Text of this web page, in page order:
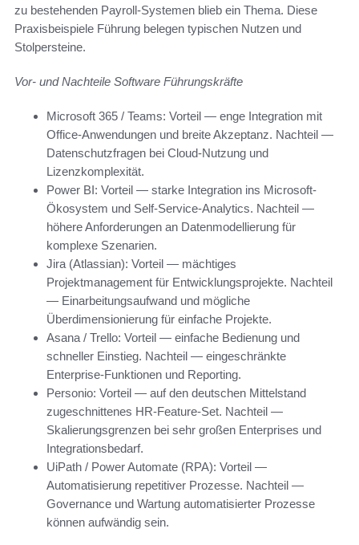
zu bestehenden Payroll-Systemen blieb ein Thema. Diese
Praxisbeispiele Führung belegen typischen Nutzen und
Stolpersteine.
Vor- und Nachteile Software Führungskräfte
Microsoft 365 / Teams: Vorteil — enge Integration mit
Office-Anwendungen und breite Akzeptanz. Nachteil —
Datenschutzfragen bei Cloud-Nutzung und
Lizenzkomplexität.
Power BI: Vorteil — starke Integration ins Microsoft-
Ökosystem und Self-Service-Analytics. Nachteil —
höhere Anforderungen an Datenmodellierung für
komplexe Szenarien.
Jira (Atlassian): Vorteil — mächtiges
Projektmanagement für Entwicklungsprojekte. Nachteil
— Einarbeitungsaufwand und mögliche
Überdimensionierung für einfache Projekte.
Asana / Trello: Vorteil — einfache Bedienung und
schneller Einstieg. Nachteil — eingeschränkte
Enterprise-Funktionen und Reporting.
Personio: Vorteil — auf den deutschen Mittelstand
zugeschnittenes HR-Feature-Set. Nachteil —
Skalierungsgrenzen bei sehr großen Enterprises und
Integrationsbedarf.
UiPath / Power Automate (RPA): Vorteil —
Automatisierung repetitiver Prozesse. Nachteil —
Governance und Wartung automatisierter Prozesse
können aufwändig sein.